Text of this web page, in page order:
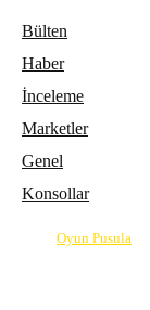
Bülten
Haber
İnceleme
Marketler
Genel
Konsollar
Oyun Pusula